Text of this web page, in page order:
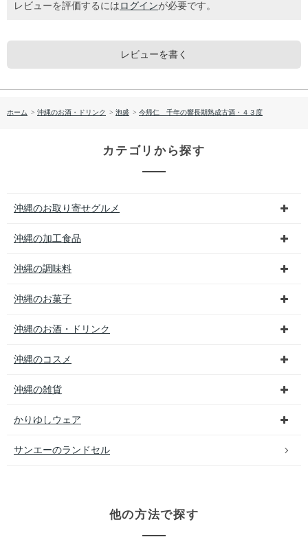
レビューを評価するには ログインが必要です。
レビューを書く
ホーム > 沖縄のお酒・ドリンク > 泡盛 > 今帰仁 千年の響長期熟成古酒・４３度
カテゴリから探す
沖縄のお取り寄せグルメ
沖縄の加工食品
沖縄の調味料
沖縄のお菓子
沖縄のお酒・ドリンク
沖縄のコスメ
沖縄の雑貨
かりゆしウェア
サンエーのランドセル
他の方法で探す